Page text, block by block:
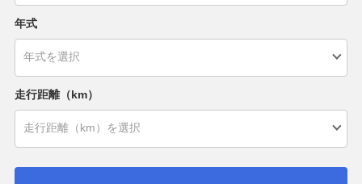
年式
走行距離（km）